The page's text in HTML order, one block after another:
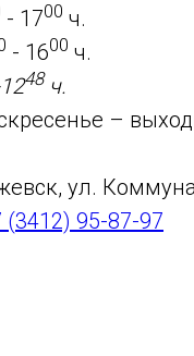
- 1700 ч.
- 1600 ч.
48ч.
–
ул.
(3412) 95-87-97